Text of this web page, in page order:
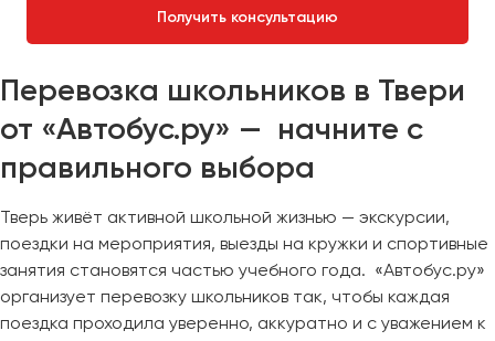
Получить консультацию
Перевозка школьников в Твери
от «Автобус.ру» — начните с
правильного выбора
Тверь живёт активной школьной жизнью — экскурсии,
поездки на мероприятия, выезды на кружки и спортивные
занятия становятся частью учебного года. «Автобус.ру»
организует перевозку школьников так, чтобы каждая
поездка проходила уверенно, аккуратно и с уважением к